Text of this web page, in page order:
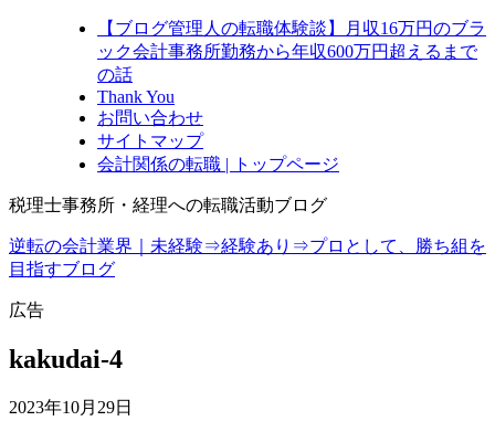
【ブログ管理人の転職体験談】月収16万円のブラ
ック会計事務所勤務から年収600万円超えるまで
の話
Thank You
お問い合わせ
サイトマップ
会計関係の転職 | トップページ
税理士事務所・経理への転職活動ブログ
逆転の会計業界｜未経験⇒経験あり⇒プロとして、勝ち組を
目指すブログ
広告
kakudai-4
2023年10月29日